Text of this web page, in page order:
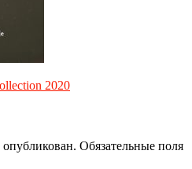
2020
Обязательные поля